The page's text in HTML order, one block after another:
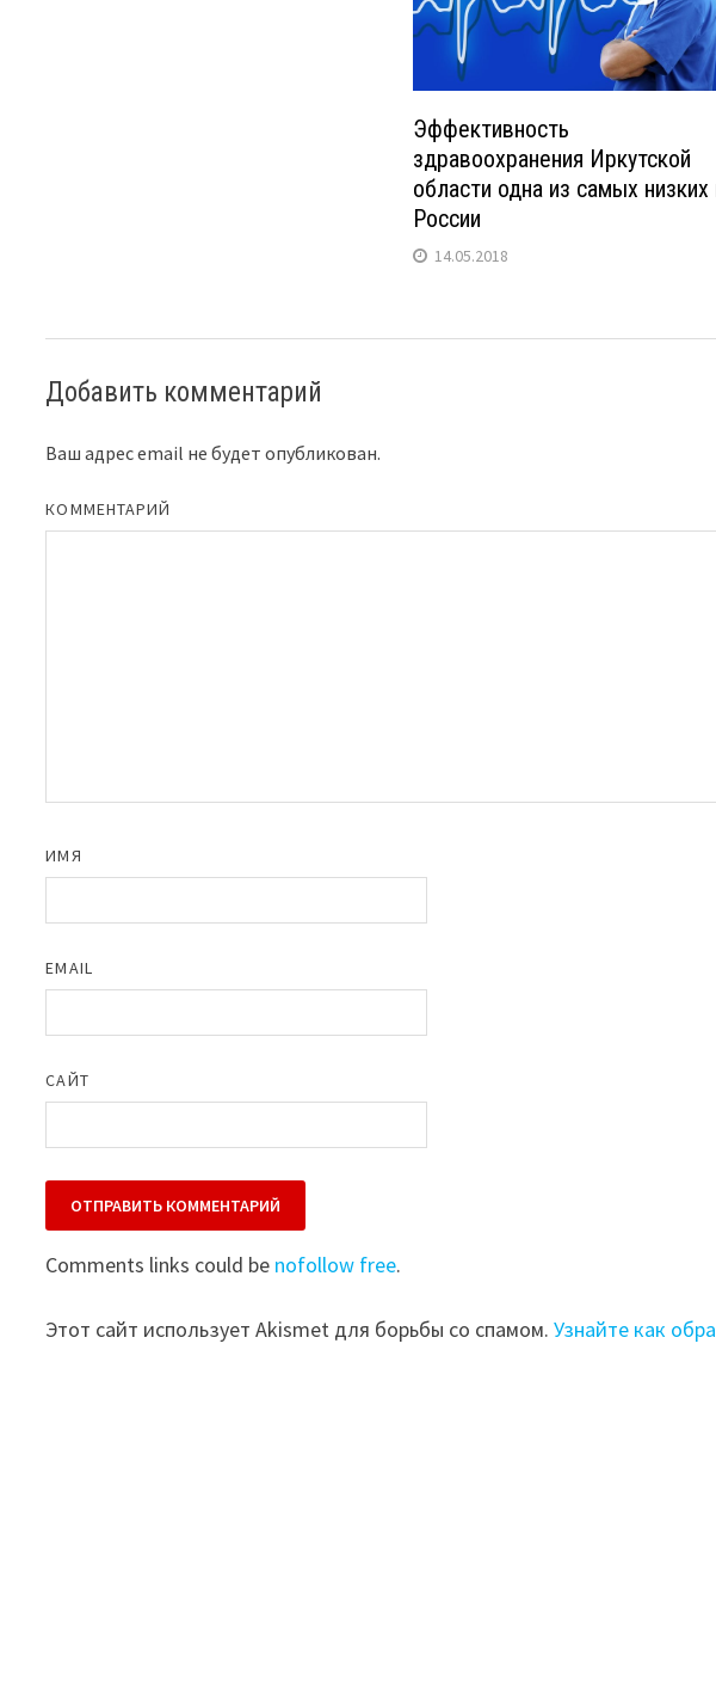
Эффективность
здравоохранения Иркутской
области одна из самых низких
России
14.05.2018
Добавить комментарий
Ваш адрес email не будет опубликован.
КОММЕНТАРИЙ
ИМЯ
EMAIL
САЙТ
Comments links could be nofollow free.
Этот сайт использует Akismet для борьбы со спамом.Узнайте как